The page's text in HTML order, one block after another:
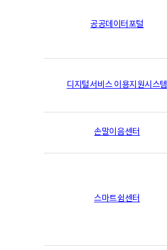
공공데이터포털
디지털서비스 이용지원시스템
손말이음센터
스마트쉼센터